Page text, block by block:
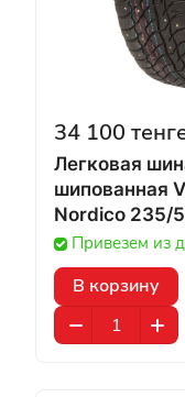
34 100
Легковая
шипованная
Nordico 235/55
Казахстане
Привезем из
В корзину